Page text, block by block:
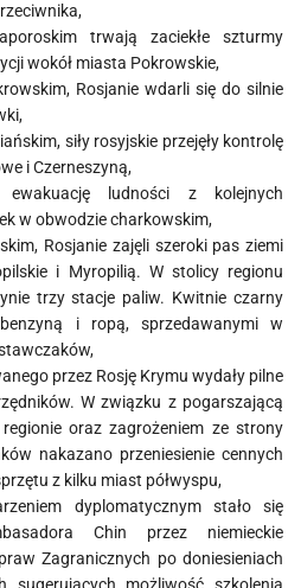
trwają zaciekłe szturmy
wokół miasta Pokrowskie,
Rosjanie wdarli się do silnie
siły rosyjskie przejęły kontrolę
i Czerneszyną,
ewakuację ludności z kolejnych
w obwodzie charkowskim,
Rosjanie zajęli szeroki pas ziemi
i Myropilią. W stolicy regionu
trzy stacje paliw. Kwitnie czarny
i ropą, sprzedawanymi w
przez Rosję Krymu wydały pilne
W związku z pogarszającą
oraz zagrożeniem ze strony
nakazano przeniesienie cennych
z kilku miast półwyspu,
dyplomatycznym stało się
Chin przez niemieckie
Zagranicznych po doniesieniach